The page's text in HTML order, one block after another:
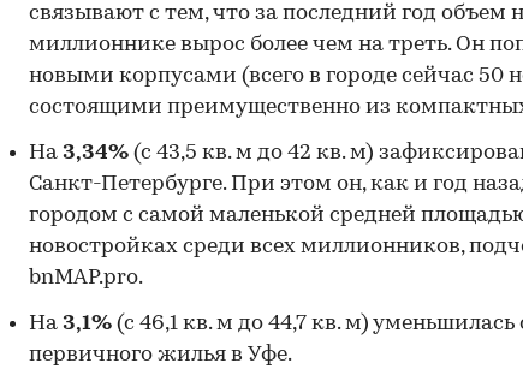
связывают с тем, что за последний год объем
миллионнике вырос более чем на треть. Он
новыми корпусами (всего в городе сейчас 50
состоящими преимущественно из
На 3,34% (с 43,5 кв. м до 42 кв. м)
Санкт-Петербурге. При этом он, как и год
городом с самой маленькой средней
новостройках среди всех миллионников,
bnMAP.pro.
На 3,1% (с 46,1 кв. м до 44,7 кв. м)
первичного жилья в Уфе.